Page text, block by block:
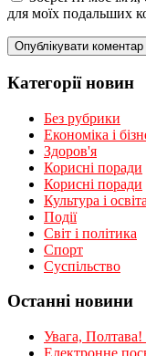
для моїх подальших
Категорії новин
Без рубрики
Економіка і
Здоров'я
Корисні поради
Корисні поради
Культура і освіта
Події
Світ і політика
Спорт
Суспільство
Останні новини
Увага, Полтава!
Електронне